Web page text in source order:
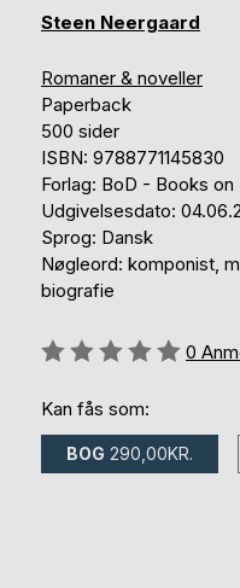
Steen Neergaard
Romaner & noveller
Paperback
500 sider
ISBN: 9788771145830
Forlag: BoD - Books on
Udgivelsesdato:
Sprog: Dansk
Nøgleord: komponist,
biografie
Anmeldelse::
0
Kan fås som:
BOG 290,00KR.